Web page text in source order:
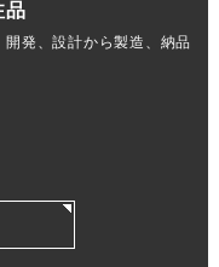
品
開発、設計から製造、納品